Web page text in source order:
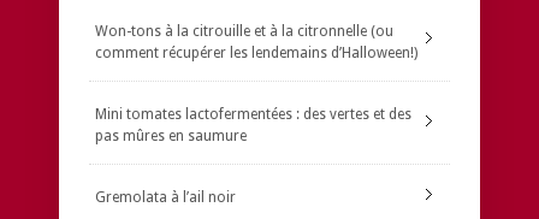
Won-tons à la citrouille et à la citronnelle (ou
comment récupérer les lendemains d’Halloween!)
Mini tomates lactofermentées : des vertes et des
pas mûres en saumure
Gremolata à l’ail noir